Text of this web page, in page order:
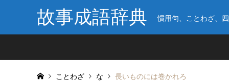
故事成語辞典 慣用句、ことわざ、
ことわざ な 長いものには巻かれろ